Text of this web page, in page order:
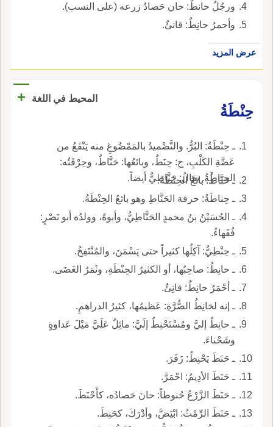
ورجُلٌ حانطٌ: حان حَصادُ زرعه (على النسب).
وأحمرُ حانِطٌ: قانئٌ.
عرض المزيد
المحيط في اللغة
+
حِنْطَةُ
ـ حِنْطَةُ: البُرُّ. والتَّضْميدُ بالمَمْضُوغِ منه يَنْفَعُ من
عَضَّةِ الكَلْبِ، ج: حِنَطٌ، وبائعُها: حَنَّاطٌ، وحِرْفَتُه:
الحِناطَةُ. يقالُ: حَنَّاطيٌّ أيضاً.
ـ حَنَّاطُ: بائعُ الحِنْطَةُ.
ـ حِناطَةُ: حرفة الحَنَّاطِ وهو بائعُ الحِنْطَةُ.
ـ الحُسَيْنُ بنُ محمدٍ الحَنَّاطِيُّ، وأبوهُ، وولدُه أبو نَصْرٍ:
فُقَهاءُ.
ـ حِنْطِيُّ: آكِلُها كثيراً حتى يَسْمَنَ، والمُنْتَفِخُ.
ـ حانِطُ: صاحِبُها، أو الكثيرُ الحِنْطَةِ، وثَمَرُ الغَضَى.
ـ أحْمَرُ حانِطٌ: قانِئٌ.
ـ إنه لحَانِطُ الصُّرَّةِ: عَظيمُها، كثيرُ الدراهمِ.
ـ حانِطٌ إليَّ ومُسْتَحْنِطٌ إلَيَّ: مائِلٌ عَلَيَّ مَيْلَ عَداوةٍ
وشَحْناءَ.
ـ حَنَطَ يَحْنِطُ: زَفَرَ.
ـ حَنَطَ الأدِيمُ: احْمَرَّ.
ـ حَنَطَ الزَّرْعُ حُنوطاً: حانَ حَصادُه، كأَحْنَطَ.
ـ حَنَطَ الرِّمْثُ: ابْيَضَّ، وأدْرَكَ، كحَنِطَ.